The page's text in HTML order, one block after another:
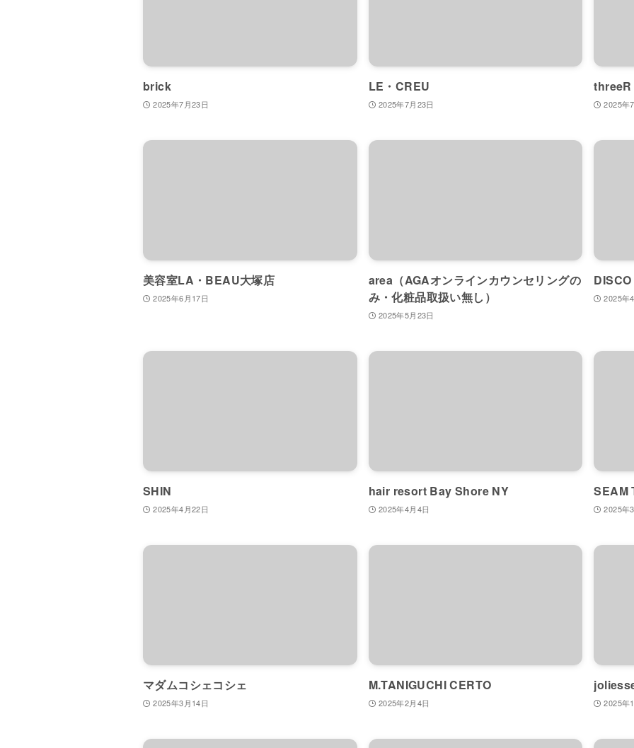
brick
2025年7月23日
LE・CREU
2025年7月23日
threeR
2025年
美容室LA・BEAU大塚店
2025年6月17日
area（AGAオンラインカウンセリングの
み・化粧品取扱い無し）
2025年5月23日
2025年
SHIN
2025年4月22日
hair resort Bay Shore NY
2025年4月4日
SEAM
2025年
マダムコシェコシェ
2025年3月14日
M.TANIGUCHI CERTO
2025年2月4日 2025年